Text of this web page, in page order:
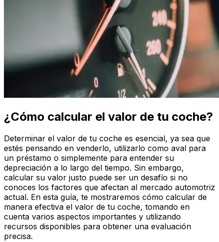
¿Cómo calcular el valor de tu coche?
Determinar el valor de tu coche es esencial, ya sea que
estés pensando en venderlo, utilizarlo como aval para
un préstamo o simplemente para entender su
depreciación a lo largo del tiempo. Sin embargo,
calcular su valor justo puede ser un desafío si no
conoces los factores que afectan al mercado automotriz
actual. En esta guía, te mostraremos cómo calcular de
manera efectiva el valor de tu coche, tomando en
cuenta varios aspectos importantes y utilizando
recursos disponibles para obtener una evaluación
precisa.